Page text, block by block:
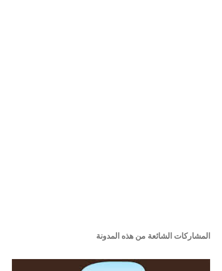
المشاركات الشائعة من هذه المدونة